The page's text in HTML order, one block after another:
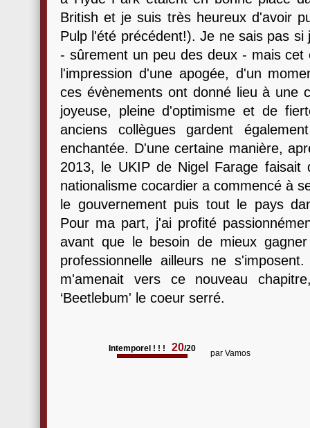
British et je suis très heureux d'avoir
Pulp l'été précédent!). Je ne sais pas
- sûrement un peu des deux - mais
l'impression d'une apogée, d'un
ces évènements ont donné lieu à une
joyeuse, pleine d'optimisme et de
anciens collègues gardent
enchantée. D'une certaine manière,
2013, le UKIP de Nigel Farage
nationalisme cocardier a commencé à
le gouvernement puis tout le pays
Pour ma part, j'ai profité
avant que le besoin de mieux
professionnelle ailleurs ne
m'amenait vers ce nouveau
‘Beetlebum' le coeur serré.
Intemporel ! ! ! 20/20 par Vamos